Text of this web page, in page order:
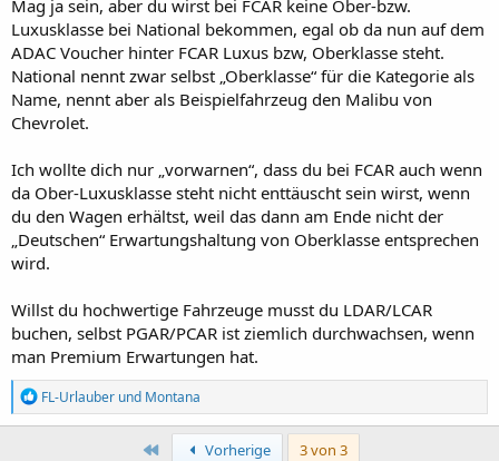
Mag ja sein, aber du wirst bei FCAR keine Ober-bzw.
Luxusklasse bei National bekommen, egal ob da nun auf dem
ADAC Voucher hinter FCAR Luxus bzw, Oberklasse steht.
National nennt zwar selbst „Oberklasse“ für die Kategorie als
Name, nennt aber als Beispielfahrzeug den Malibu von
Chevrolet.
Ich wollte dich nur „vorwarnen“, dass du bei FCAR auch wenn
da Ober-Luxusklasse steht nicht enttäuscht sein wirst, wenn
du den Wagen erhältst, weil das dann am Ende nicht der
„Deutschen“ Erwartungshaltung von Oberklasse entsprechen
wird.
Willst du hochwertige Fahrzeuge musst du LDAR/LCAR
buchen, selbst PGAR/PCAR ist ziemlich durchwachsen, wenn
man Premium Erwartungen hat.
R
e
a
FL-Urlauber und Montana
Erste Vorherige 3 von 3